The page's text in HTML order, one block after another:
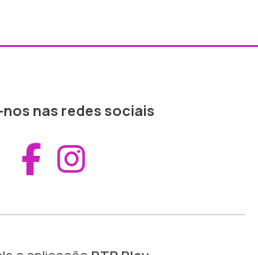
nas redes sociais
Aceder ao